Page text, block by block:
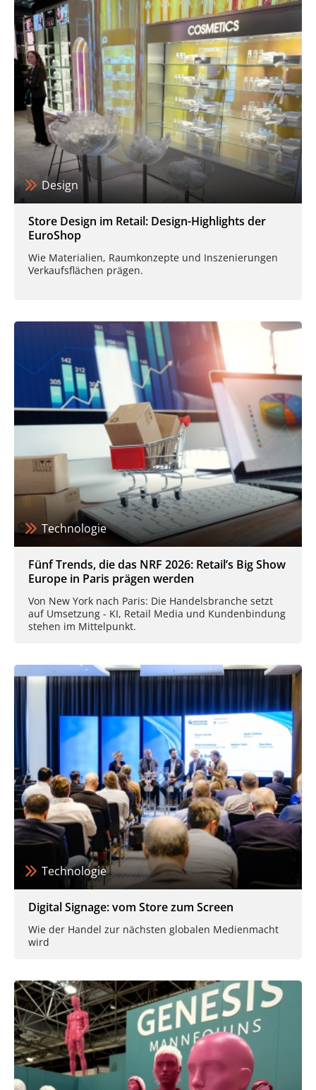
Design
Store Design im Retail: Design-Highlights der
EuroShop
Wie Materialien, Raumkonzepte und Inszenierungen
Verkaufsflächen prägen.
Technologie
Fünf Trends, die das NRF 2026: Retail’s Big Show
Europe in Paris prägen werden
Von New York nach Paris: Die Handelsbranche setzt
auf Umsetzung - KI, Retail Media und Kundenbindung
stehen im Mittelpunkt.
Technologie
Digital Signage: vom Store zum Screen
Wie der Handel zur nächsten globalen Medienmacht
wird